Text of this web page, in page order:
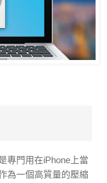
專門用在iPhone上當
為一個高質量的壓縮